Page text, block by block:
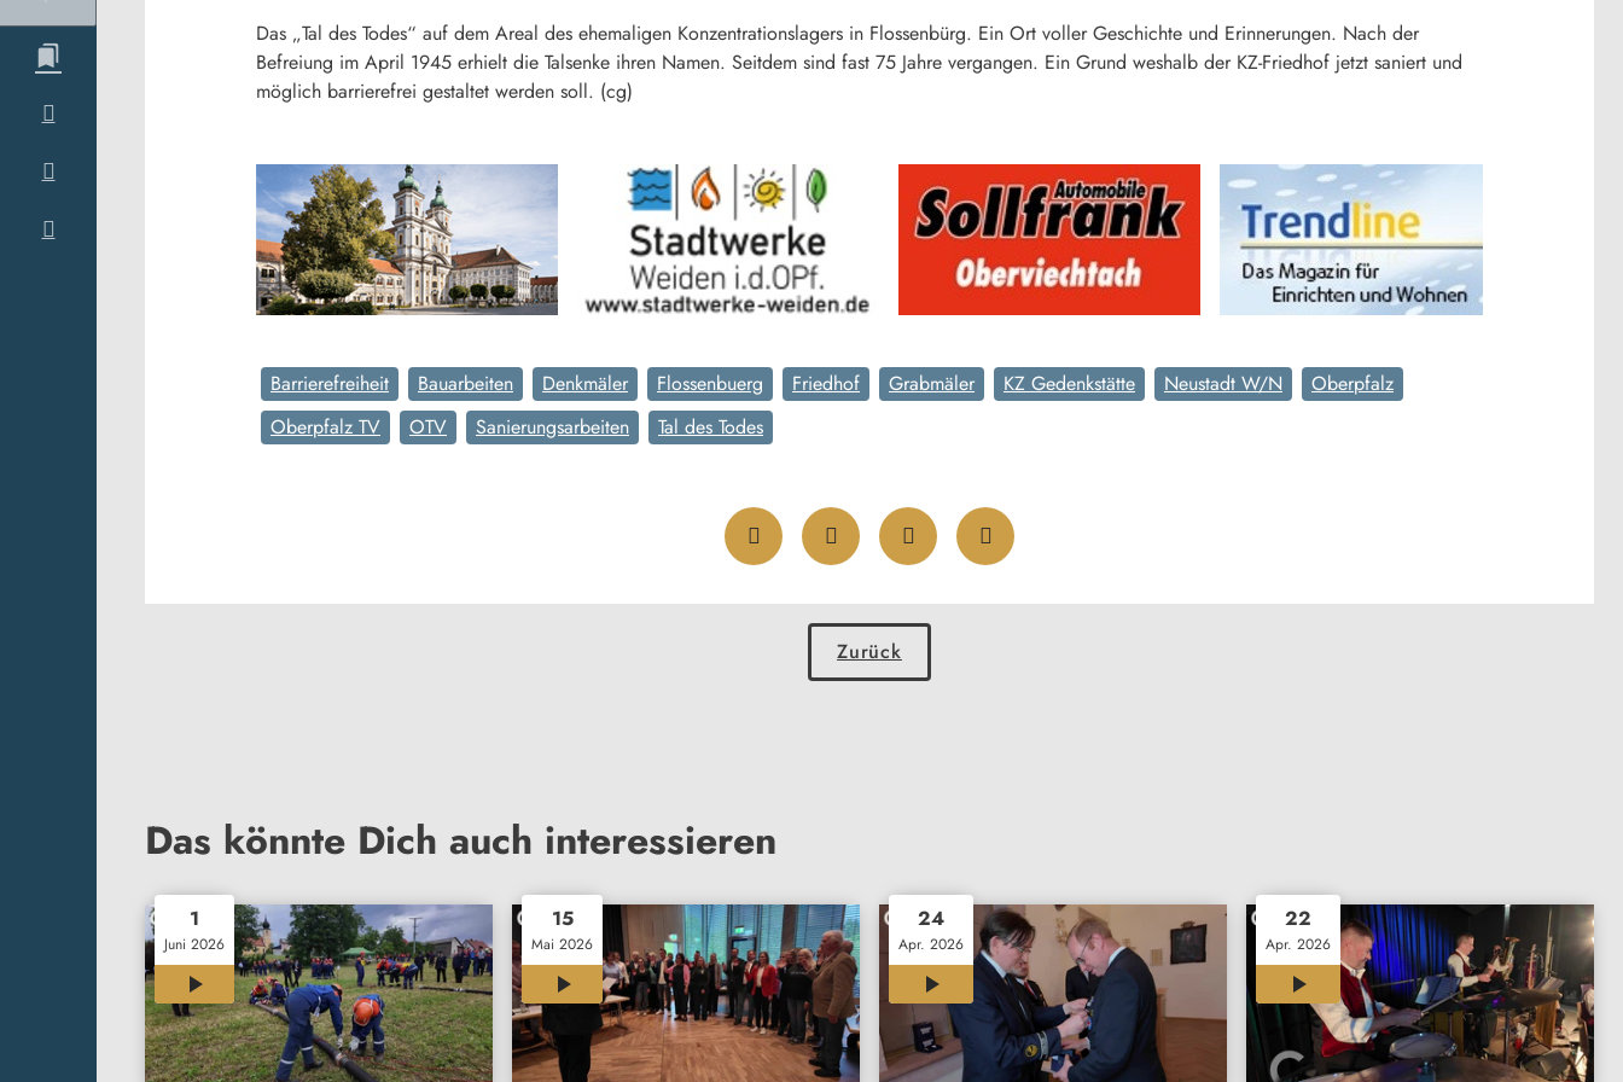
Das „Tal des Todes“ auf dem Areal des ehemaligen Konzentrationslagers in Flossenbürg. Ein Ort voller Geschichte und Erinnerungen. Nach der
Befreiung im April 1945 erhielt die Talsenke ihren Namen. Seitdem sind fast 75 Jahre vergangen. Ein Grund weshalb der KZ-Friedhof jetzt saniert und
möglich barrierefrei gestaltet werden soll. (cg)
Barrierefreiheit Bauarbeiten Denkmäler Flossenbuerg Friedhof Grabmäler KZ Gedenkstätte Neustadt W/N
Oberpfalz
Oberpfalz TV
OTV Sanierungsarbeiten Tal des Todes
Zurück
Das könnte Dich auch interessieren
1
Juni 2026
00:27
15
Mai 2026
24
Apr. 2026
00:33
22
Apr. 2026
00:41